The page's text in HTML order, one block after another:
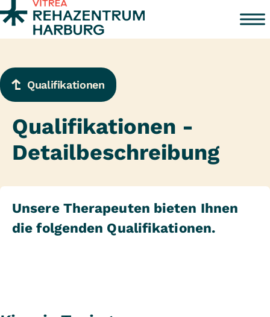
Zum Inhalt springen
Qualifikationen
Qualifikationen -
Detailbeschreibung
Unsere Therapeuten bieten Ihnen
die folgenden Qualifikationen.